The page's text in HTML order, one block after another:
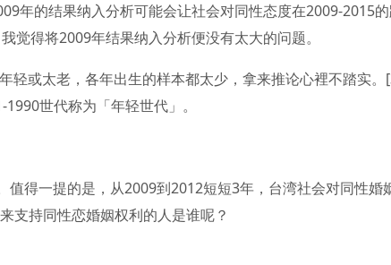
年的结果纳入分析可能会让社会对同性态度在2009-2015
觉得将2009年结果纳入分析便没有太大的问题。
轻或太老，各年出生的样本都太少，拿来推论心裡不踏实。
世代称为「年轻世代」。
得一提的是，从2009到2012短短3年，台湾社会对同性婚
支持同性恋婚姻权利的人是谁呢？